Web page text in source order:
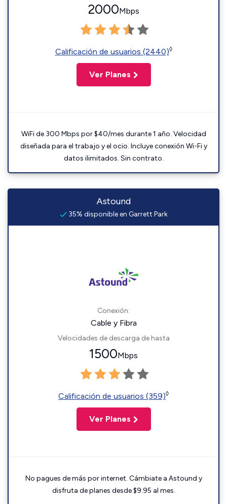
2000Mbps
Calificación de usuarios (2440)◊
Ver Planes
WiFi de 300 Mbps por $40/mes durante 1 año. Velocidad
diseñada para el trabajo y el ocio. Incluye conexión Wi-Fi y
datos ilimitados. Sin contrato.
Astound
35% disponible en Garrett Park
Conexión:
Cable y Fibra
Velocidades de descarga de hasta
1500Mbps
Calificación de usuarios (359)◊
Ver Planes
No pagues de más por internet. Cámbiate a Astound y
disfruta de planes desde $9.95 al mes.